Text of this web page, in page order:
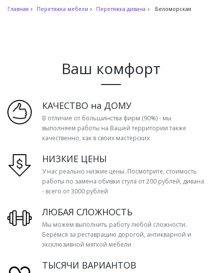
Главная Перетяжка мебели Перетяжка дивана Беломорская
Ваш комфорт
КАЧЕСТВО на ДОМУ
В отличие от большинства фирм (90%) - мы
выполняем работы на Вашей территории также
качественно, как в своих мастерских
НИЗКИЕ ЦЕНЫ
У нас реально низкие цены. Посмотрите, стоимость
работы по замена обивки стула от 200 рублей, дивана
- всего от 3000 рублей
ЛЮБАЯ СЛОЖНОСТЬ
Мы можем выполнить работу любой сложности.
Берёмся за реставрацию дорогой, антикварной и
эксклюзивной мягкой мебели
ТЫСЯЧИ ВАРИАНТОВ